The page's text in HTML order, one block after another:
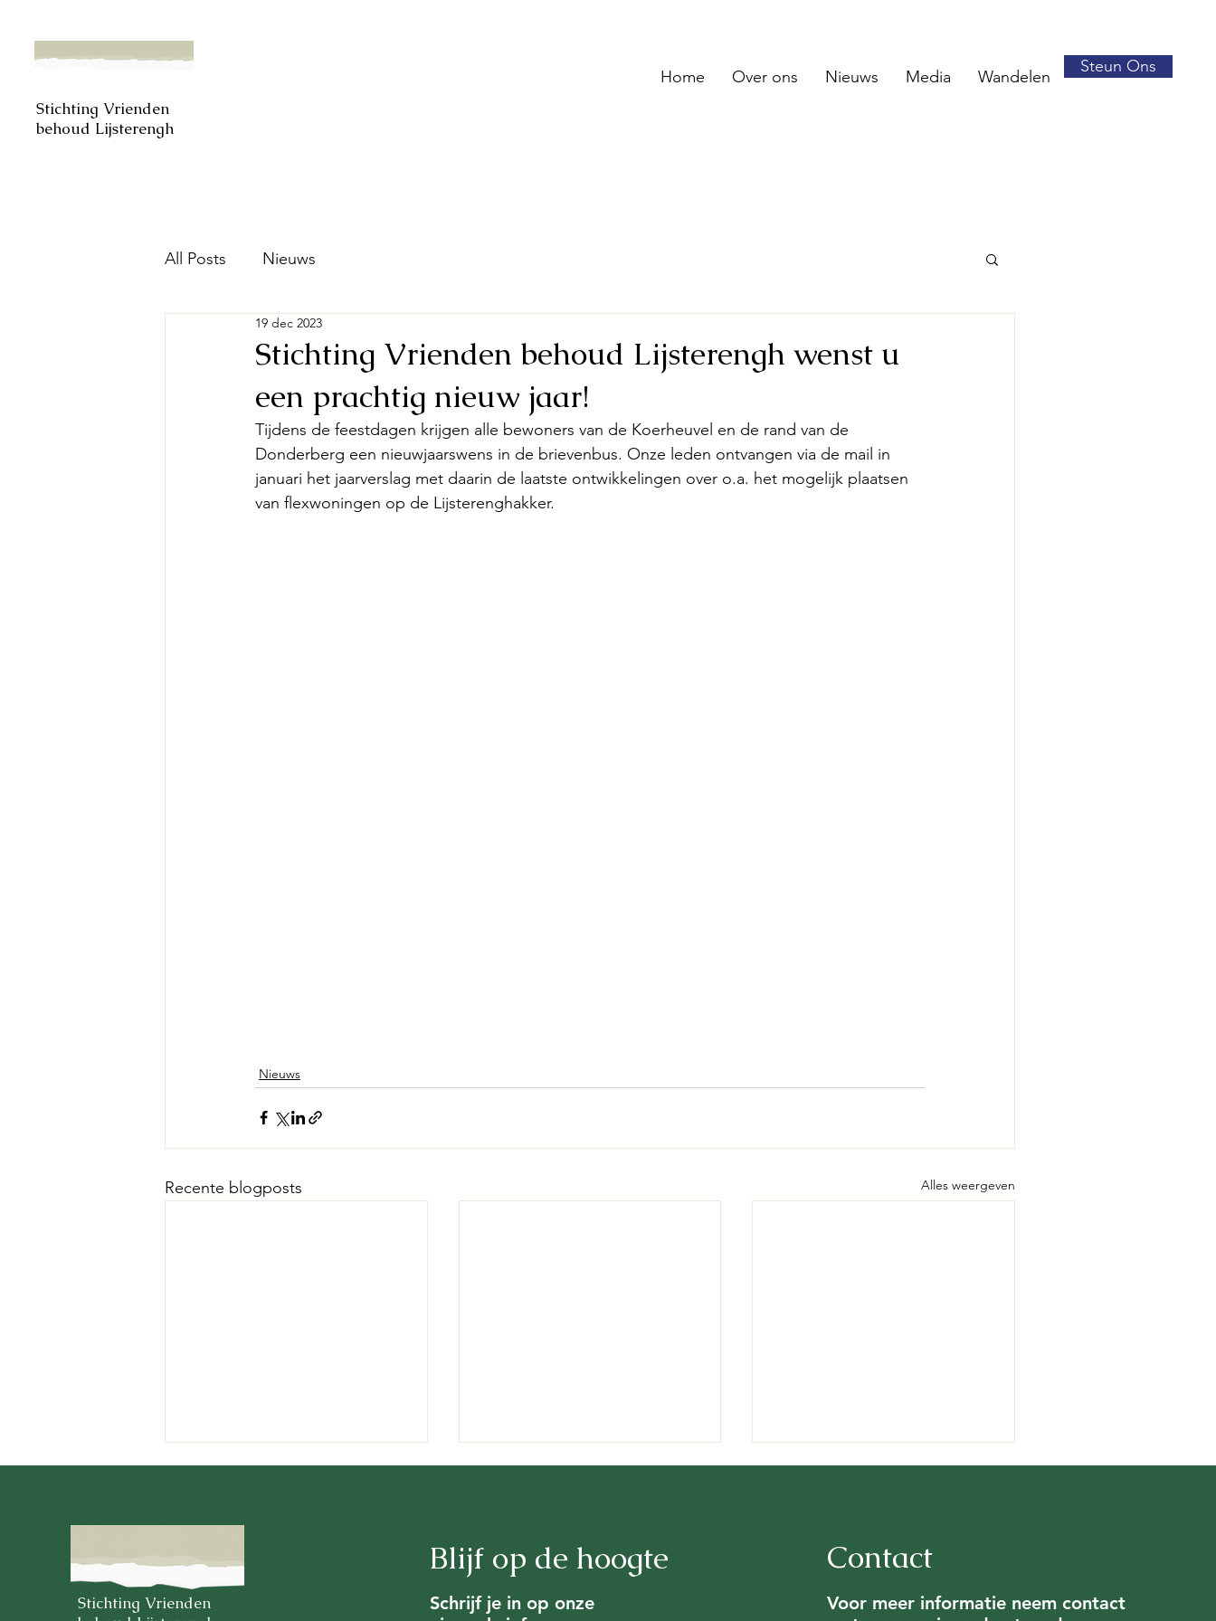
Stichting Vrienden
behoud Lijsterengh
Home Over ons Nieuws Media Wandelen
Steun Ons
All Posts Nieuws
Stichting Vrienden behoud Lijsterengh wenst u
een prachtig nieuw jaar!
19 dec 2023
Tijdens de feestdagen krijgen alle bewoners van de Koerheuvel en de rand van de
Donderberg een nieuwjaarswens in de brievenbus. Onze leden ontvangen via de mail in
januari het jaarverslag met daarin de laatste ontwikkelingen over o.a. het mogelijk plaatsen
van flexwoningen op de Lijsterenghakker.
Nieuws
Recente blogposts Alles weergeven
Stichting Vrienden
Blijf op de hoogte
Schrijf je in op onze
Contact
Voor meer informatie neem contact